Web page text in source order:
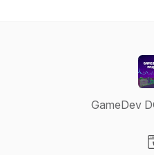
GameDev